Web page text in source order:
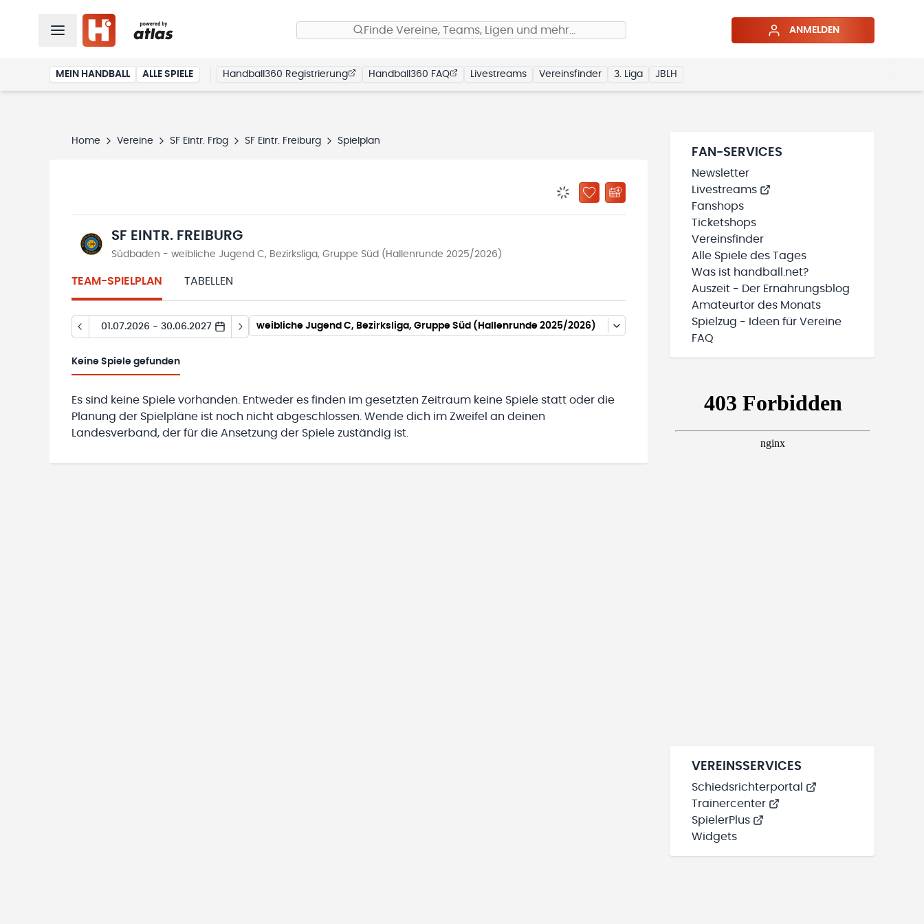
Finde Vereine, Teams, Ligen und mehr… ANMELDEN
MEIN HANDBALL ALLE SPIELE Handball360 Registrierung Handball360 FAQ Livestreams Vereinsfinder 3. Liga JBLH
Home Vereine SF Eintr. Frbg SF Eintr. Freiburg Spielplan
BENACHRICHTIGUNGSSTATUS WIRD GELADEN
ZU „MEINE TEAMS“ HINZUFÜGEN
SF EINTR. FREIBURG
Südbaden - weibliche Jugend C, Bezirksliga, Gruppe Süd (Hallenrunde 2025/2026)
TEAM-SPIELPLAN TABELLEN
01.07.2026 - 30.06.2027 weibliche Jugend C, Bezirksliga, Gruppe Süd (Hallenrunde 2025/2026)
Keine Spiele gefunden
Es sind keine Spiele vorhanden. Entweder es finden im gesetzten Zeitraum keine Spiele statt oder die
Planung der Spielpläne ist noch nicht abgeschlossen. Wende dich im Zweifel an deinen
Landesverband, der für die Ansetzung der Spiele zuständig ist.
FAN-SERVICES
Newsletter
Livestreams
Fanshops
Ticketshops
Vereinsfinder
Alle Spiele des Tages
Was ist handball.net?
Auszeit - Der Ernährungsblog
Amateurtor des Monats
Spielzug - Ideen für Vereine
FAQ
VEREINSSERVICES
Schiedsrichterportal
Trainercenter
SpielerPlus
Widgets